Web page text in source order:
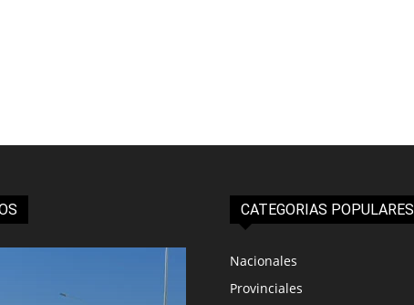
CATEGORIAS POPULARES
Nacionales
Provinciales